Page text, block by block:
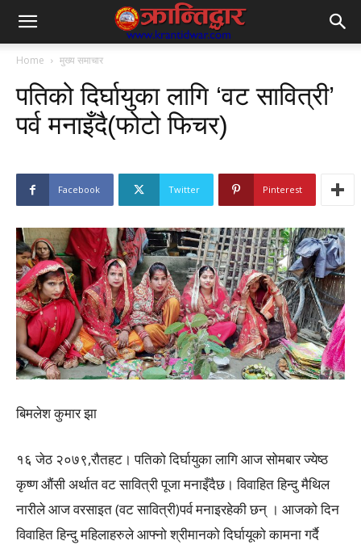
Home मुख्य समाचार
पतिको दिर्घायुका लागि ‘वट सावित्री’
पर्व मनाइँदै(फोटो फिचर)
Facebook Twitter Pinterest
बिमलेश कुमार झा
१६ जेठ २०७९,रौतहट। पतिको दिर्घायुका लागि आज सोमबार ज्येष्ठ
कृष्ण औंसी अर्थात वट सावित्री पूजा मनाइँदैछ। विवाहित हिन्दु मैथिल
नारीले आज वरसाइत (वट सावित्री)पर्व मनाइरहेकी छन् । आजको दिन
विवाहित हिन्दु महिलाहरुले आफ्नो श्रीमानको दिर्घायूको कामना गर्दै